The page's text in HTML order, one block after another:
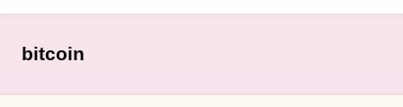
c
o
bitcoin